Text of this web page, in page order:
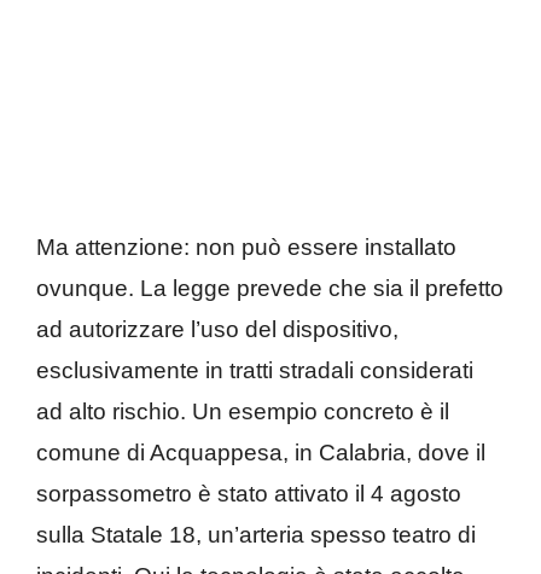
Ma attenzione: non può essere installato
ovunque. La legge prevede che sia il prefetto
ad autorizzare l’uso del dispositivo,
esclusivamente in tratti stradali considerati
ad alto rischio. Un esempio concreto è il
comune di Acquappesa, in Calabria, dove il
sorpassometro è stato attivato il 4 agosto
sulla Statale 18, un’arteria spesso teatro di